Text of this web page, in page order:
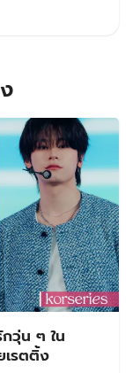
วุ่น ๆ ใน
รตติ้ง